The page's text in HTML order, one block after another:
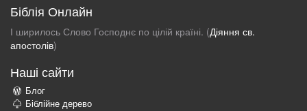
Біблія Онлайн
І ширилось Слово Господнє по цілій країні. (Діяння св.
апостолів)
Наші сайти
Блог
Біблійне дерево